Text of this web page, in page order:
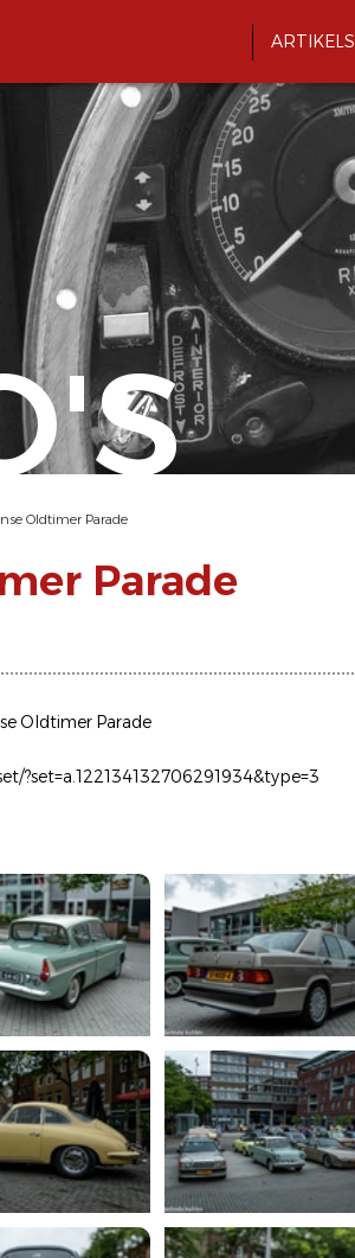
ARTIKELS
Oldtimer Parade
Parade
Oldtimer Parade
?set=a.122134132706291934&type=3